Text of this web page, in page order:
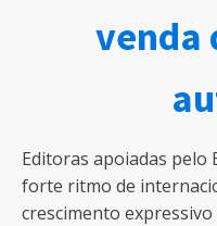
venda
Editoras apoiadas pelo
forte ritmo de
crescimento